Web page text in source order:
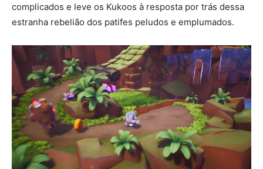
complicados e leve os Kukoos à resposta por trás dessa
estranha rebelião dos patifes peludos e emplumados.